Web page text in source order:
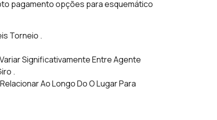
pagamento opções para esquemático
Torneio .
Significativamente Entre Agente
.
Ao Longo Do O Lugar Para